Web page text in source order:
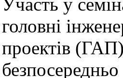
головні
проектів